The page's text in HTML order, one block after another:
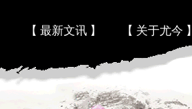
【 最新文讯 】 【 关于尤今 】